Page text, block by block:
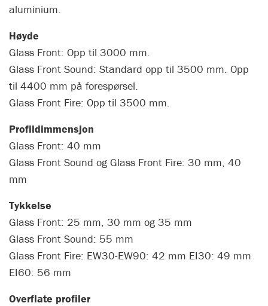
aluminium.
Høyde
Glass Front: Opp til 3000 mm.
Glass Front Sound: Standard opp til 3500 mm. Opp
til 4400 mm på forespørsel.
Glass Front Fire: Opp til 3500 mm.
Profildimmensjon
Glass Front: 40 mm
Glass Front Sound og Glass Front Fire: 30 mm, 40
mm
Tykkelse
Glass Front: 25 mm, 30 mm og 35 mm
Glass Front Sound: 55 mm
Glass Front Fire: EW30-EW90: 42 mm EI30: 49 mm
EI60: 56 mm
Overflate profiler